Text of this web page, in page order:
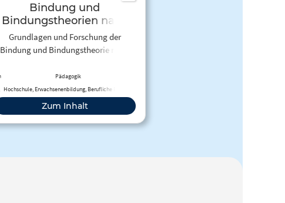
Bindung und
Bindungstheorien nach
Bowlby
Grundlagen und Forschung der
Bindung und Bindungstheorie nach
Bindungstypen leicht erklärt.
Pädagogik
Hochschule, Erwachsenenbildung, Berufliche Bildung
Zum Inhalt